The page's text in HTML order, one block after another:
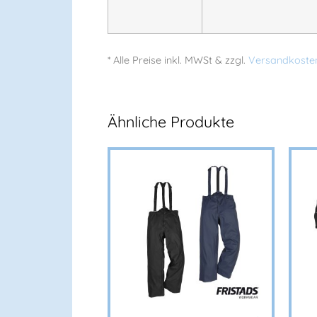
* Alle Preise inkl. MWSt & zzgl.
Ähnliche Produkte